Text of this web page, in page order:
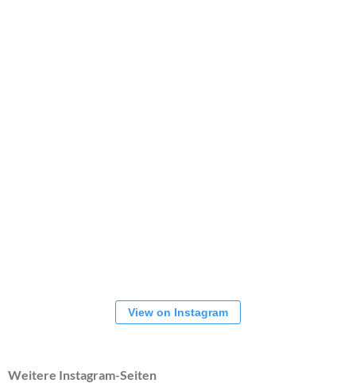
View on Instagram
Weitere Instagram-Seiten